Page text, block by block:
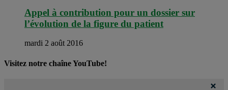
Appel à contribution pour un dossier sur
l’évolution de la figure du patient
mardi 2 août 2016
Visitez notre chaîne YouTube!